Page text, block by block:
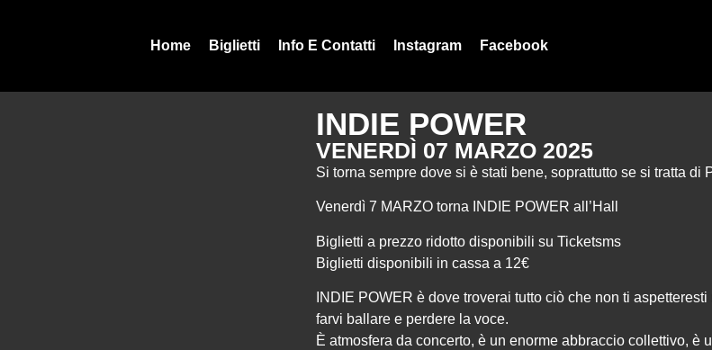
Home Biglietti Info E Contatti Instagram Facebook
INDIE POWER
VENERDÌ 07 MARZO 2025
Si torna sempre dove si è stati bene, soprattutto se si tratta di
Venerdì 7 MARZO torna INDIE POWER all’Hall
Biglietti a prezzo ridotto disponibili su Ticketsms
Biglietti disponibili in cassa a 12€
INDIE POWER è dove troverai tutto ciò che non ti
farvi ballare e perdere la voce.
È atmosfera da concerto, è un enorme abbraccio collettivo, è